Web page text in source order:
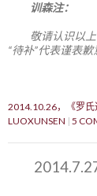
训森注：
敬请认识以
“待补”代表谨表
2014.10.26，《罗
LUOXUNSEN 5